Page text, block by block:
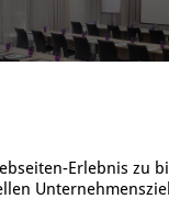
Erlebnis zu